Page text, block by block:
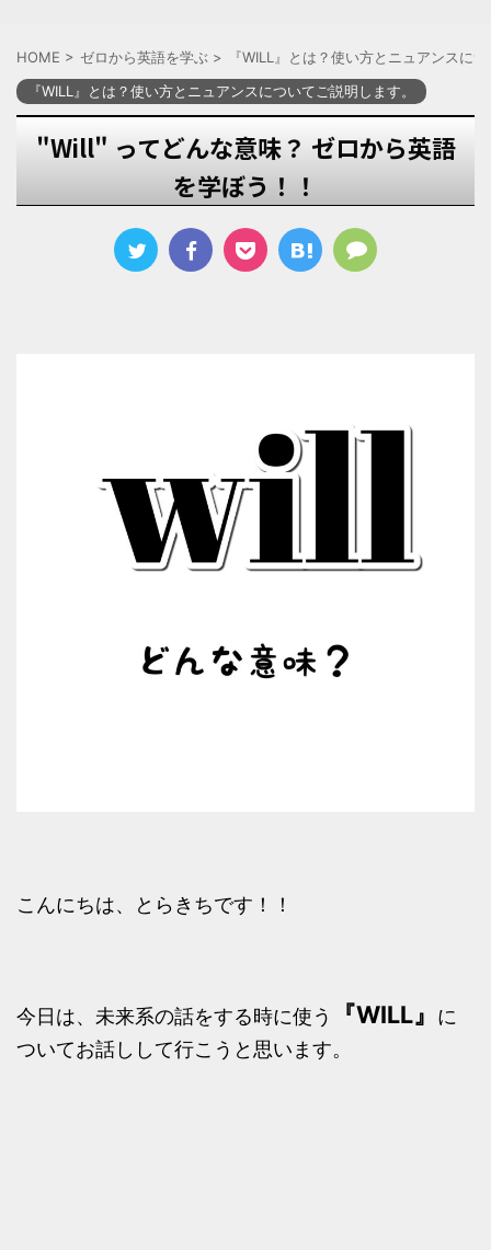
HOME > ゼロから英語を学ぶ >
『WILL』とは？使い方とニュアンスに
『WILL』とは？使い方とニュアンスについてご説明します。
"Will" ってどんな意味？ ゼロから英語
を学ぼう！！
こんにちは、とらきちです！！
今日は、未来系の話をする時に使う 『WILL』
に
ついてお話しして行こうと思います。